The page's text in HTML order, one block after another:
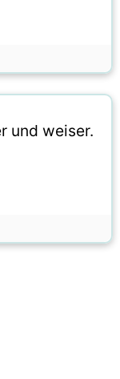
und weiser.